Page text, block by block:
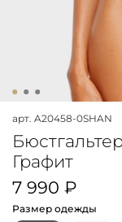
арт. A20458-0SHAN
Графит
7 990 ₽
Размер одежды